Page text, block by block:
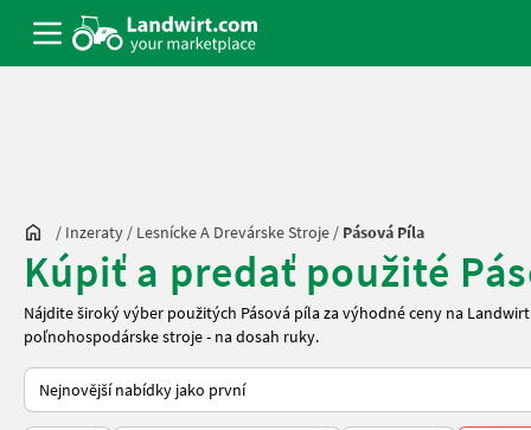
/ Inzeraty / Lesnícke A Drevárske Stroje / Pásová Píla
Kúpiť a predať použité
Nájdite široký výber použitých Pásová píla za výhodné ceny na
poľnohospodárske stroje - na dosah ruky.
Takto se řadí nabídky na Landwirt.com